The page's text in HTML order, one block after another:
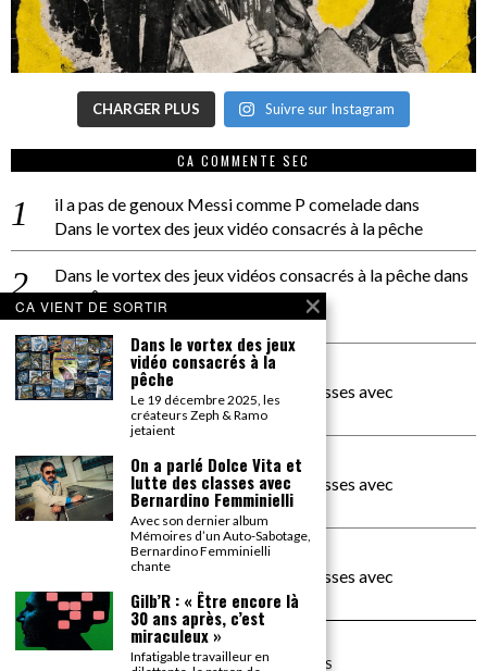
CHARGER PLUS Suivre sur Instagram
CA COMMENTE SEC
il a pas de genoux Messi comme P comeladedans
Dans le vortex des jeux vidéo consacrés à la pêche
Dans le vortex des jeux vidéos consacrés à la pêchedans
PACÔME THIELLEMENT
La séance d’Hip Gnose
La Patrie
dans
On a parlé Dolce Vita et lutte des classes avec
Bernardino Femminielli
carte noire negra à l'o tiededans
On a parlé Dolce Vita et lutte des classes avec
Bernardino Femminielli
moise et son mascarédans
On a parlé Dolce Vita et lutte des classes avec
Bernardino Femminielli
©2026TOUS DROITS RÉSERVÉS
CA VIENT DE SORTIR
Dans le vortex des jeux
vidéo consacrés à la
pêche
Le 19 décembre 2025, les
créateurs Zeph & Ramo
jetaient
On a parlé Dolce Vita et
lutte des classes avec
Bernardino Femminielli
Avec son dernier album
Mémoires d’un Auto-Sabotage,
Bernardino Femminielli
chante
Gilb’R : « Être encore là
30 ans après, c’est
miraculeux »
Infatigable travailleur en